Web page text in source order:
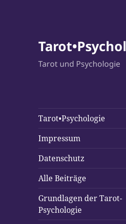
Tarot und Psychologie
Tarot•Psychologie
Impressum
Datenschutz
Alle Beiträge
Grundlagen der Tarot-
Psychologie